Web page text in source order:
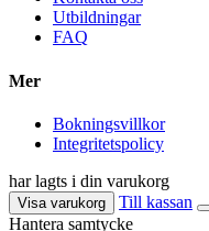
Utbildningar
FAQ
Mer
Bokningsvillkor
Integritetspolicy
har lagts i din varukorg
Visa varukorg
Till kassan
Hantera samtycke